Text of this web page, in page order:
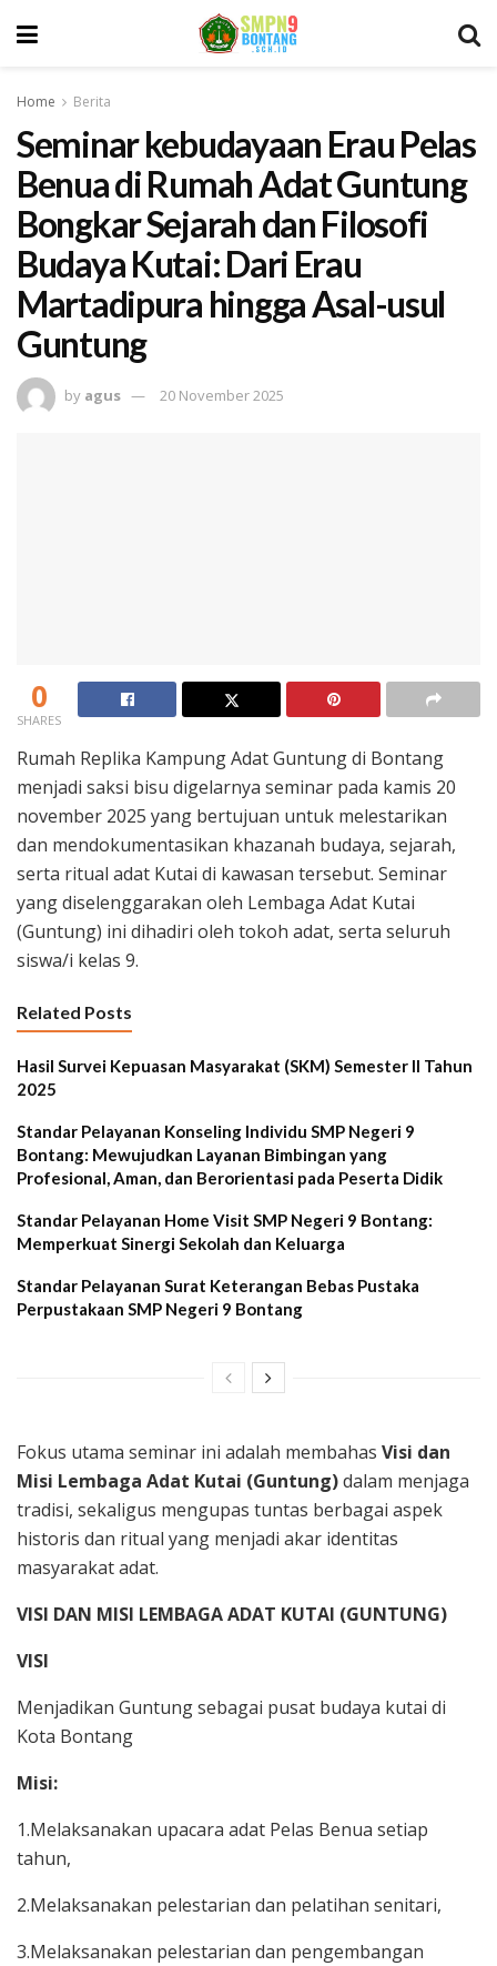
Home Berita
Seminar kebudayaan Erau Pelas
Benua di Rumah Adat Guntung
Bongkar Sejarah dan Filosofi
Budaya Kutai: Dari Erau
Martadipura hingga Asal-usul
Guntung
by agus 20 November 2025
0
SHARES
Rumah Replika Kampung Adat Guntung di Bontang
menjadi saksi bisu digelarnya seminar pada kamis 20
november 2025 yang bertujuan untuk melestarikan
dan mendokumentasikan khazanah budaya, sejarah,
serta ritual adat Kutai di kawasan tersebut. Seminar
yang diselenggarakan oleh Lembaga Adat Kutai
(Guntung) ini dihadiri oleh tokoh adat, serta seluruh
siswa/i kelas 9.
Related Posts
Hasil Survei Kepuasan Masyarakat (SKM) Semester II Tahun
2025
Standar Pelayanan Konseling Individu SMP Negeri 9
Bontang: Mewujudkan Layanan Bimbingan yang
Profesional, Aman, dan Berorientasi pada Peserta Didik
Standar Pelayanan Home Visit SMP Negeri 9 Bontang:
Memperkuat Sinergi Sekolah dan Keluarga
Standar Pelayanan Surat Keterangan Bebas Pustaka
Perpustakaan SMP Negeri 9 Bontang
Fokus utama seminar ini adalah membahas Visi dan
Misi Lembaga Adat Kutai (Guntung)dalam menjaga
tradisi, sekaligus mengupas tuntas berbagai aspek
historis dan ritual yang menjadi akar identitas
masyarakat adat.
VISI DAN MISI LEMBAGA ADAT KUTAI (GUNTUNG)
VISI
Menjadikan Guntung sebagai pusat budaya kutai di
Kota Bontang
Misi:
1.Melaksanakan upacara adat Pelas Benua setiap
tahun,
2.Melaksanakan pelestarian dan pelatihan senitari,
3.Melaksanakan pelestarian dan pengembangan